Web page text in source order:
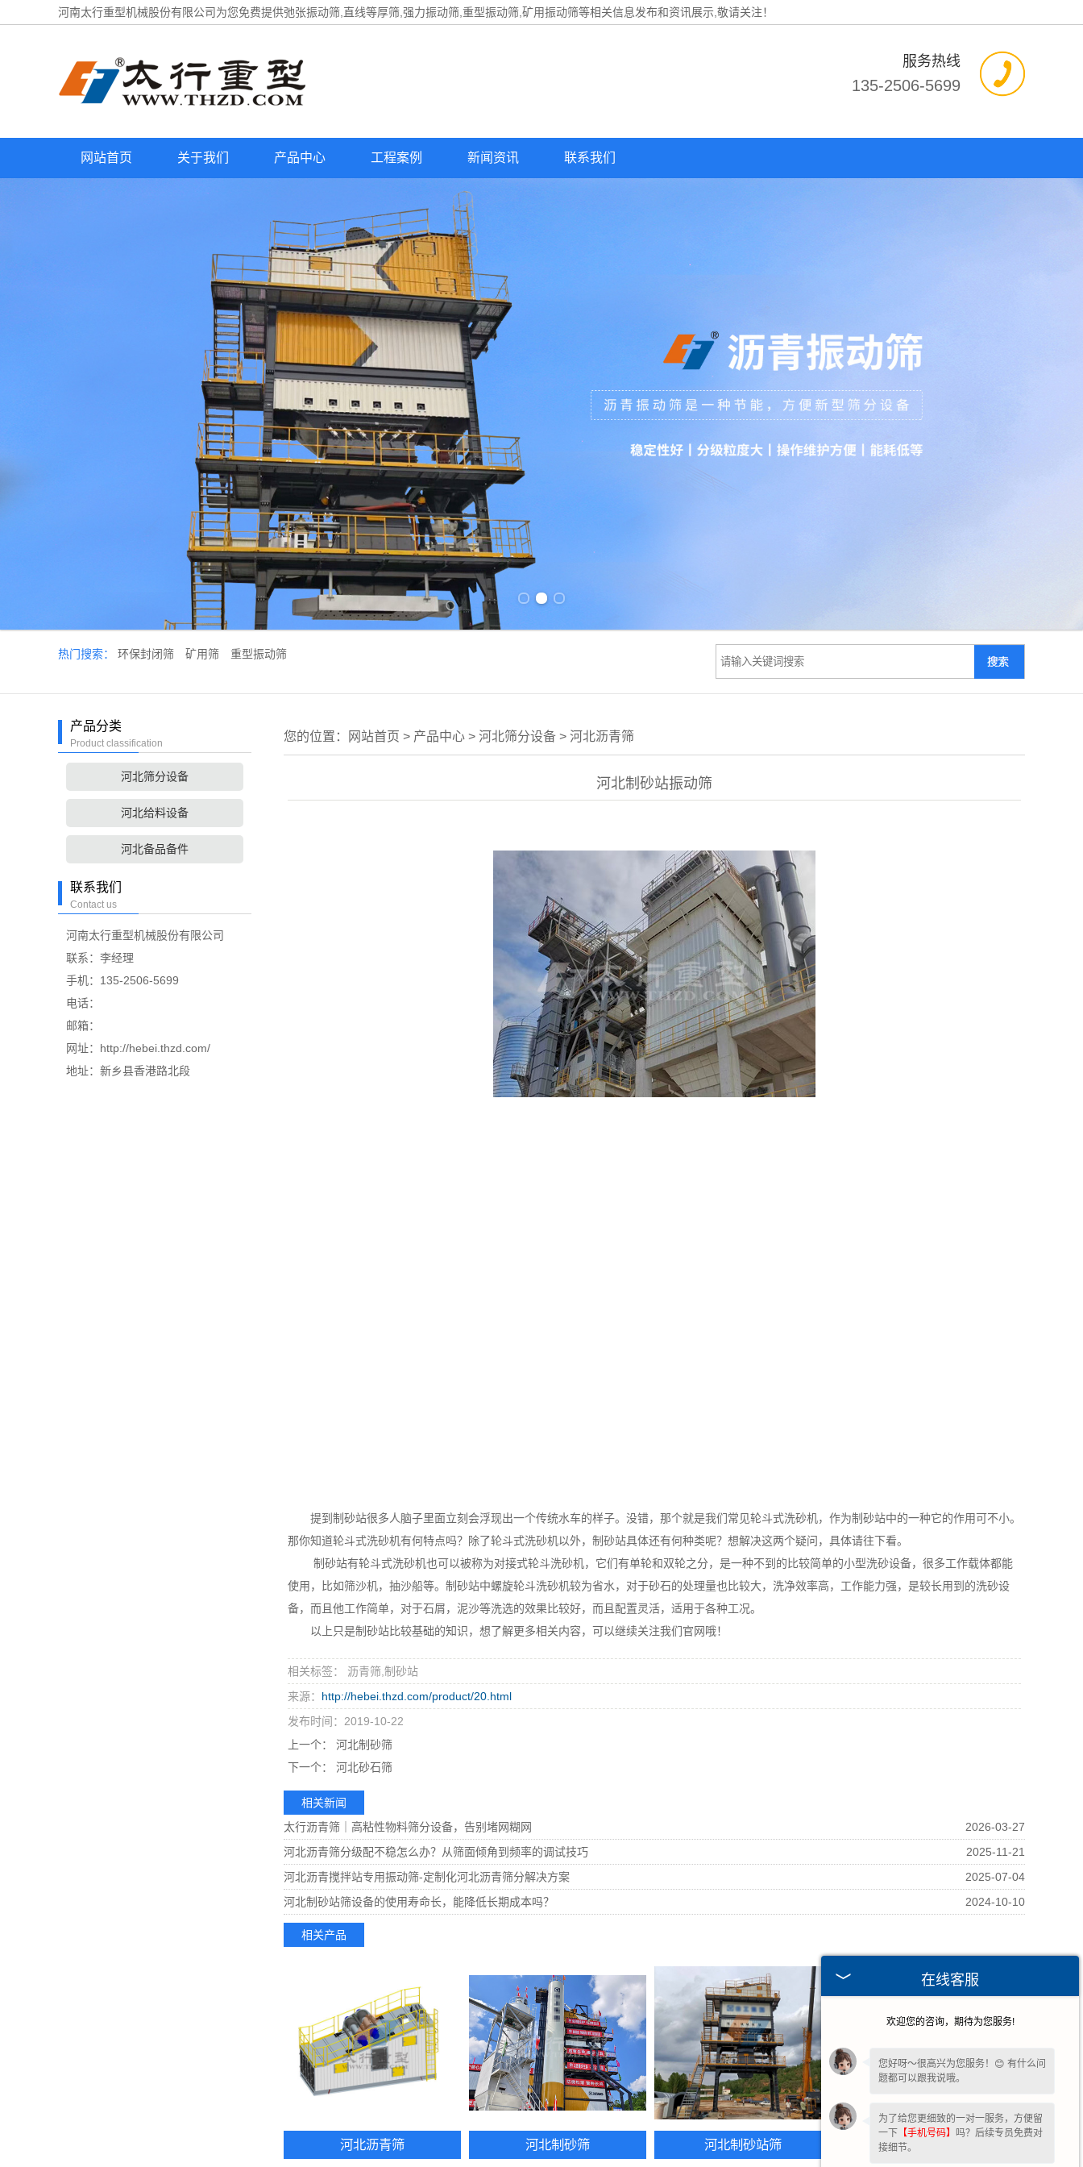
河南太行重型机械股份有限公司为您免费提供弛张振动筛 ,直线等厚筛,强力振动筛,重型振动筛,矿用振动筛等相关信息发布和资讯展示,敬请关注！
服务热线
135-2506-5699
网站首页 关于我们 产品中心 工程案例 新闻资讯 联系我们
热门搜索： 环保封闭筛 矿用筛 重型振动筛
产品分类
Product classification
河北筛分设备
河北给料设备
河北备品备件
联系我们
Contact us
河南太行重型机械股份有限公司
联系：李经理
手机：135-2506-5699
电话：
邮箱：
网址：http://hebei.thzd.com/
地址：新乡县香港路北段
您的位置： 网站首页 > 产品中心 > 河北筛分设备 > 河北沥青筛
河北制砂站振动筛
提到制砂站很多人脑子里面立刻会浮现出一个传统水车的样子。没错，那个就是我们常见轮斗式洗砂机，作为制砂站中的一种它的作用可不小。
那你知道轮斗式洗砂机有何特点吗？除了轮斗式洗砂机以外，制砂站具体还有何种类呢？想解决这两个疑问，具体请往下看。
制砂站有轮斗式洗砂机也可以被称为对接式轮斗洗砂机，它们有单轮和双轮之分，是一种不到的比较简单的小型洗砂设备，很多工作载体都能
使用，比如筛沙机，抽沙船等。制砂站中螺旋轮斗洗砂机较为省水，对于砂石的处理量也比较大，洗净效率高，工作能力强，是较长用到的洗砂设
备，而且他工作简单，对于石屑，泥沙等洗选的效果比较好，而且配置灵活，适用于各种工况。
以上只是制砂站比较基础的知识，想了解更多相关内容，可以继续关注我们官网哦！
相关标签： 沥青筛,制砂站
来源： http://hebei.thzd.com/product/20.html
发布时间：2019-10-22
上一个：
河北制砂筛
下一个：
河北砂石筛
相关新闻
太行沥青筛｜高粘性物料筛分设备，告别堵网糊网
2026-03-27
河北沥青筛分级配不稳怎么办？从筛面倾角到频率的调试技巧
2025-11-21
河北沥青搅拌站专用振动筛-定制化河北沥青筛分解决方案
2025-07-04
河北制砂站筛设备的使用寿命长，能降低长期成本吗？
2024-10-10
相关产品
河北沥青筛 河北制砂筛 河北制砂站筛 河北环保封闭筛
在线客服
欢迎您的咨询，期待为您服务!
您好呀～很高兴为您服务！😊 有什么问
题都可以跟我说哦。
为了给您更细致的一对一服务，方便留
一下 【手机号码】 吗？后续专员免费对
接细节。